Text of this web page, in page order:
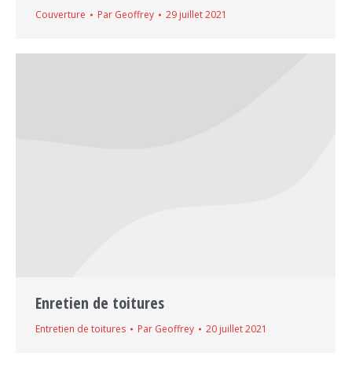
Couverture Par Geoffrey 29 juillet 2021
Enretien de toitures
Entretien de toitures Par Geoffrey 20 juillet 2021